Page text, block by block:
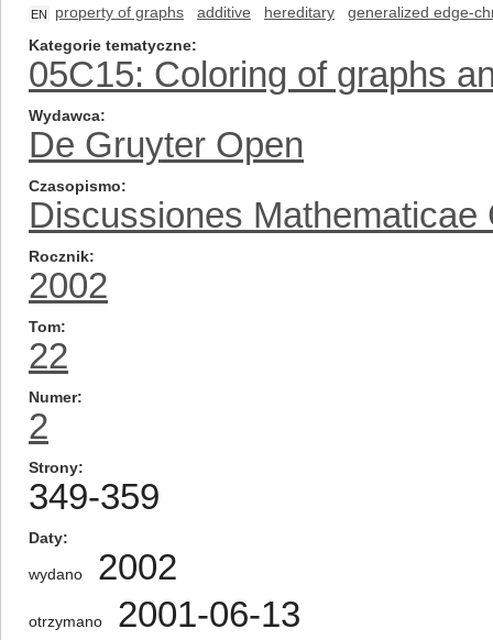
EN property of graphs additive hereditary
generalized edge-
Kategorie tematyczne
05C15: Coloring of graphs
Wydawca
De Gruyter Open
Czasopismo
Discussiones Mathematicae
Rocznik
2002
Tom
22
Numer
2
Strony
349-359
Daty
wydano 2002
otrzymano 2001-06-13